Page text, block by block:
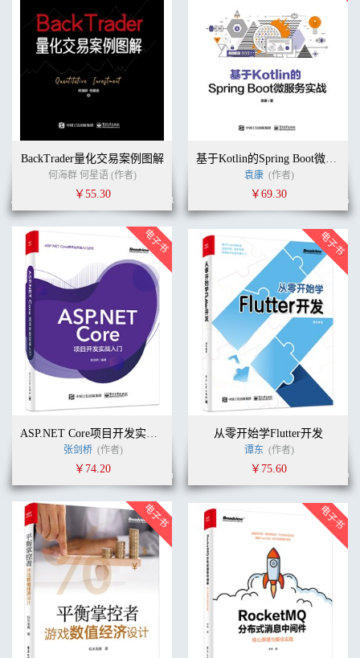
BackTrader量化交易案例图解
何海群 何星语 (作者)
￥55.30
基于Kotlin的Spring Boot微服务实战
袁康 (作者)
￥69.30
ASP.NET Core项目开发实战入门
张剑桥 (作者)
￥74.20
从零开始学Flutter开发
谭东 (作者)
￥75.60